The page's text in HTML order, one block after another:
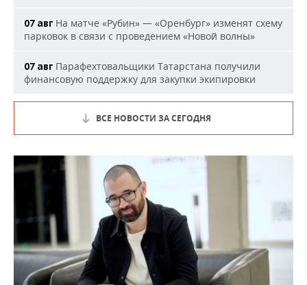
07 авг На матче «Рубин» — «Оренбург» изменят схему
парковок в связи с проведением «Новой волны»
07 авг Парафехтовальщики Татарстана получили
финансовую поддержку для закупки экипировки
ВСЕ НОВОСТИ ЗА СЕГОДНЯ